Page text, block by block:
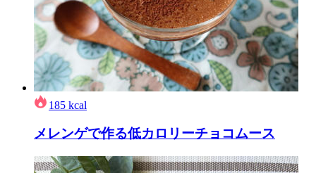
185 kcal
メレンゲで作る低カロリーチョコムース